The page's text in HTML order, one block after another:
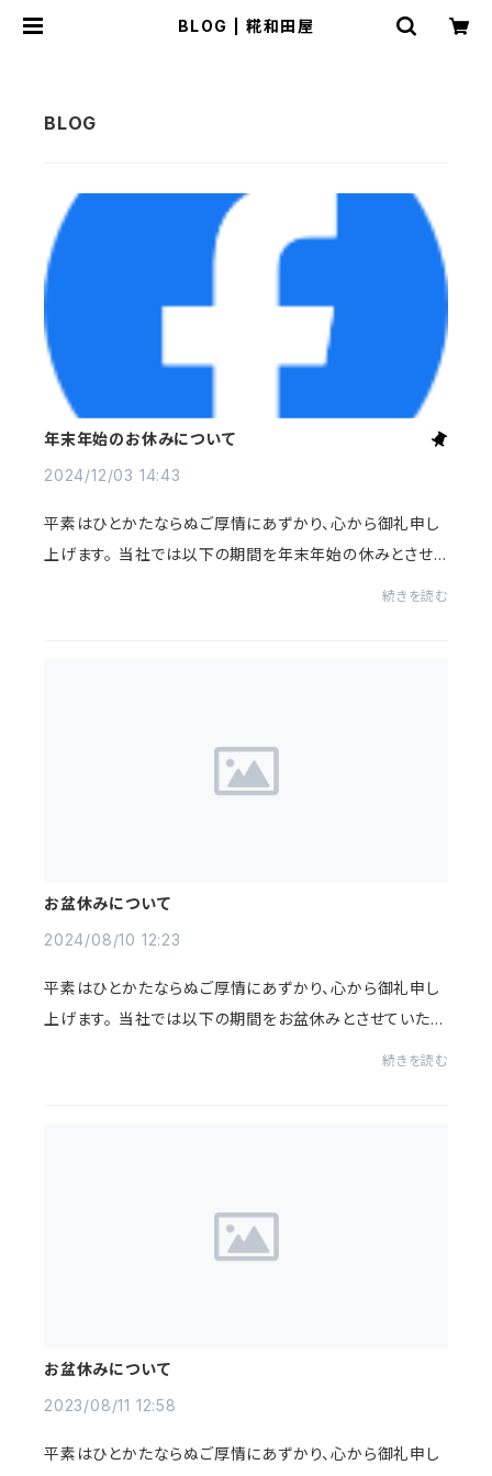
BLOG | 糀和田屋
年末年始のお休みについて
2024/12/03 14:43
平素はひとかたならぬご厚情にあずかり、心から御礼申し
上げます。 当社では以下の期間を年末年始の休みとさせ
続きを読む
お盆休みについて
2024/08/10 12:23
平素はひとかたならぬご厚情にあずかり、心から御礼申し
上げます。 当社では以下の期間をお盆休みとさせていただ
続きを読む
お盆休みについて
2023/08/11 12:58
平素はひとかたならぬご厚情にあずかり、心から御礼申し